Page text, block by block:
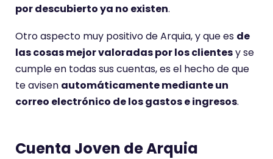
por descubierto ya no existen.
Otro aspecto muy positivo de Arquia, y que es de
las cosas mejor valoradas por los clientesy se
cumple en todas sus cuentas, es el hecho de que
te avisen automáticamente mediante un
correo electrónico de los gastos e ingresos.
Cuenta Joven de Arquia